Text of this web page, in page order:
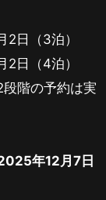
日（3泊）
日（4泊）
階の予約は実
年12月7日